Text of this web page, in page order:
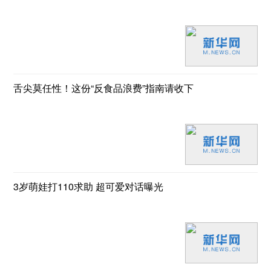
舌尖莫任性！这份“反食品浪费”指南请收下
3岁萌娃打110求助 超可爱对话曝光